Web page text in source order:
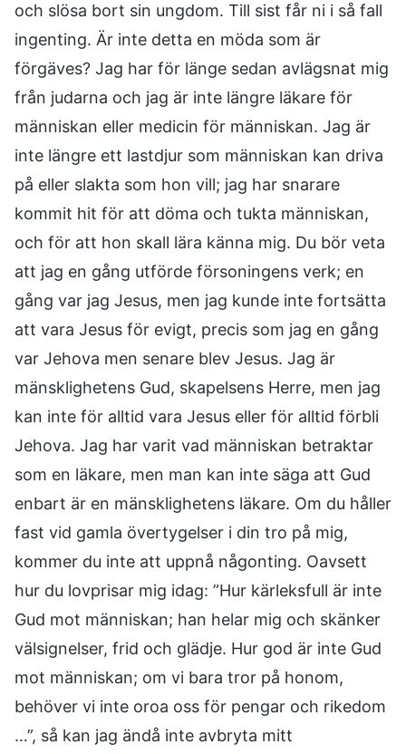
och slösa bort sin ungdom. Till sist får ni i så fall
ingenting. Är inte detta en möda som är
förgäves? Jag har för länge sedan avlägsnat mig
från judarna och jag är inte längre läkare för
människan eller medicin för människan. Jag är
inte längre ett lastdjur som människan kan driva
på eller slakta som hon vill; jag har snarare
kommit hit för att döma och tukta människan,
och för att hon skall lära känna mig. Du bör veta
att jag en gång utförde försoningens verk; en
gång var jag Jesus, men jag kunde inte fortsätta
att vara Jesus för evigt, precis som jag en gång
var Jehova men senare blev Jesus. Jag är
mänsklighetens Gud, skapelsens Herre, men jag
kan inte för alltid vara Jesus eller för alltid förbli
Jehova. Jag har varit vad människan betraktar
som en läkare, men man kan inte säga att Gud
enbart är en mänsklighetens läkare. Om du håller
fast vid gamla övertygelser i din tro på mig,
kommer du inte att uppnå någonting. Oavsett
hur du lovprisar mig idag: ”Hur kärleksfull är inte
Gud mot människan; han helar mig och skänker
välsignelser, frid och glädje. Hur god är inte Gud
mot människan; om vi bara tror på honom,
behöver vi inte oroa oss för pengar och rikedom
…”, så kan jag ändå inte avbryta mitt